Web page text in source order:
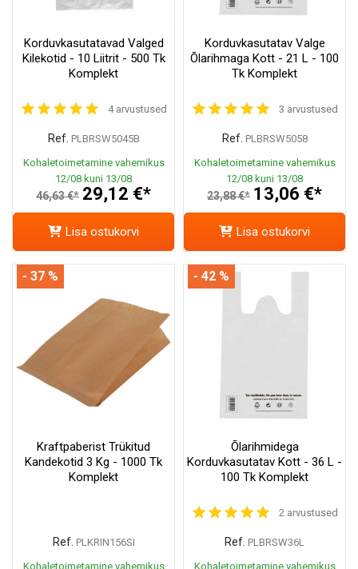
Korduvkasutatavad Valged
Kilekotid - 10 Liitrit - 500 Tk
Komplekt
4 arvustused
Ref. PLBRSW5045B
Kohaletoimetamine vahemikus
12/08 kuni 13/08
46,63 €* 29,12 €*
Lisa ostukorvi
Korduvkasutatav Valge
Õlarihmaga Kott - 21 L - 100
Tk Komplekt
3 arvustused
Ref. PLBRSW5058
Kohaletoimetamine vahemikus
12/08 kuni 13/08
23,88 €* 13,06 €*
Lisa ostukorvi
Kraftpaberist Trükitud
Kandekotid 3 Kg - 1000 Tk
Komplekt
Ref. PLKRIN156SI
Kohaletoimetamine vahemikus
- 37 %
Õlarihmidega
Korduvkasutatav Kott - 36 L -
100 Tk Komplekt
2 arvustused
Ref. PLBRSW36L
Kohaletoimetamine vahemikus
- 42 %